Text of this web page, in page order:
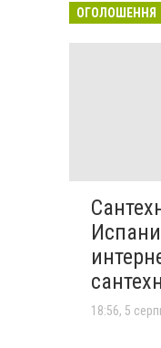
ОГОЛОШЕННЯ
18:56, 5